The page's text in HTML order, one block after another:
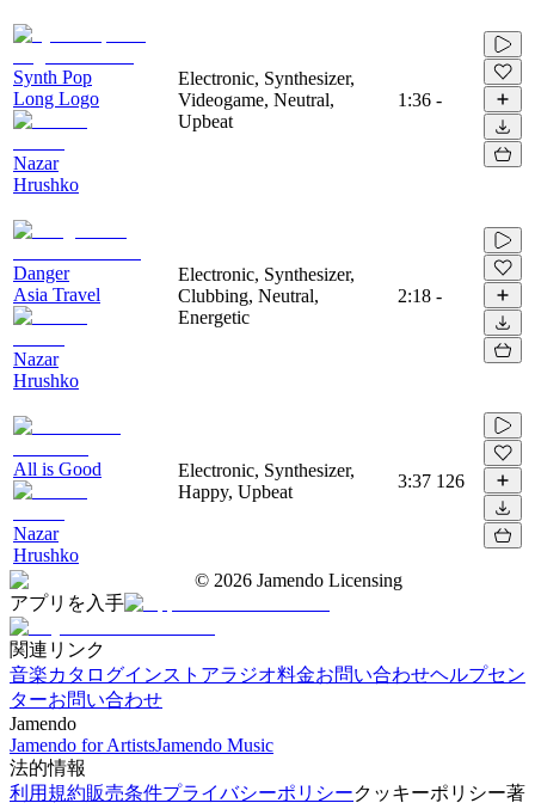
Synth Pop
Long Logo
Nazar
Hrushko
Electronic, Synthesizer,
Videogame, Neutral,
Upbeat
1:36 -
Danger
Asia Travel
Nazar
Hrushko
Electronic, Synthesizer,
Clubbing, Neutral,
Energetic
2:18 -
All is Good
Nazar
Hrushko
Electronic, Synthesizer,
Happy, Upbeat
3:37 126
© 2026 Jamendo Licensing
アプリを入手
関連リンク
音楽カタログインストアラジオ料金お問い合わせヘルプセン
ターお問い合わせ
Jamendo
Jamendo for ArtistsJamendo Music
法的情報
利用規約販売条件プライバシーポリシークッキーポリシー著